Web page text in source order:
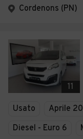
Cordenons (PN)
11
Usato Aprile
Diesel - Euro 6